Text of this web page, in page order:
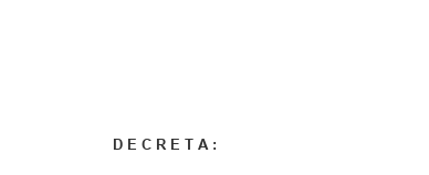
D E C R E T A :